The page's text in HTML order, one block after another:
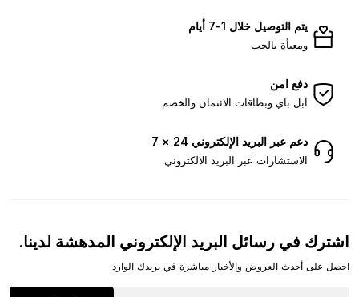
يتم التوصيل خلال 1-7 أيام
ومعبأة بالحب
دفع امن
ابل باي وبطاقات الائتمان والخصم
دعم عبر البريد الإلكتروني 24 × 7
الاستشارات عبر البريد الالكتروني
اشترك في رسائل البريد الإلكتروني المدهشة لدينا.
احصل على أحدث العروض والأخبار مباشرة في بريدك الوارد.